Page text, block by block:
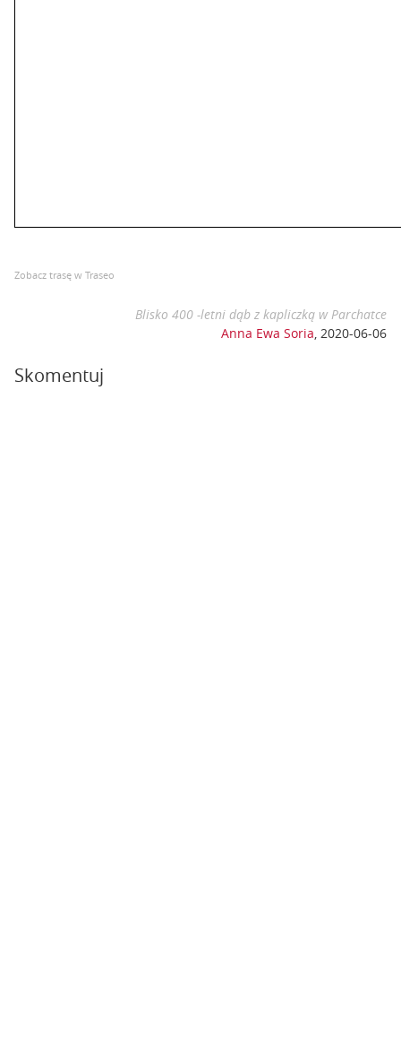
Zobacz trasę w Traseo
Blisko 400 -letni dąb z kapliczką w Parchatce
Anna Ewa Soria, 2020-06-06
Skomentuj